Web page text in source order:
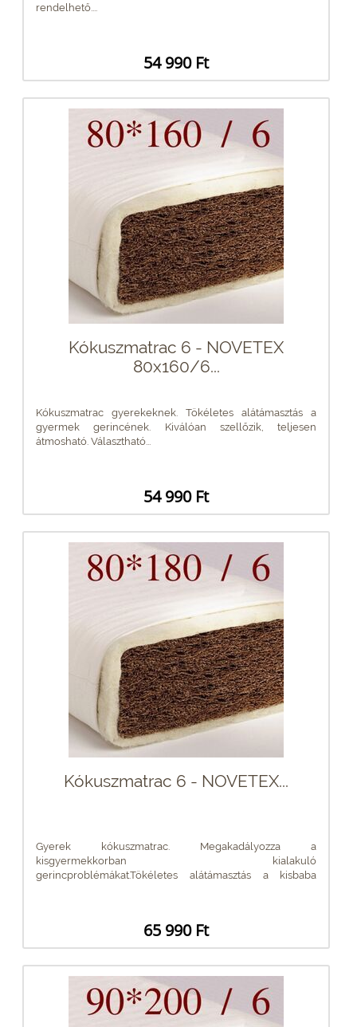
rendelhető....
54 990 Ft
Kókuszmatrac 6 - NOVETEX
80x160/6...
Kókuszmatrac gyerekeknek. Tökéletes alátámasztás a
gyermek gerincének. Kiválóan szellőzik, teljesen
átmosható. Választható...
54 990 Ft
Kókuszmatrac 6 - NOVETEX...
Gyerek kókuszmatrac. Megakadályozza a
kisgyermekkorban kialakuló
gerincproblémákat.Tökéletes alátámasztás a kisbaba
65 990 Ft